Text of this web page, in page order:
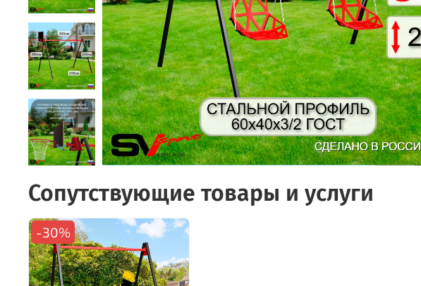
Сопутствующие товары и услуги
-30%